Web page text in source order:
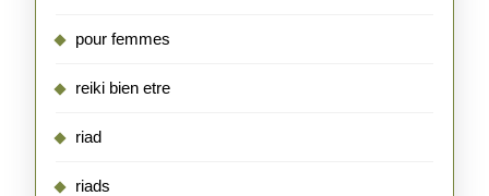
pour femmes
reiki bien etre
riad
riads